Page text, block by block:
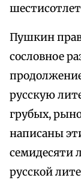
Пушкин
сословное
русскую
грубых,
написаны
семидесяти
русской